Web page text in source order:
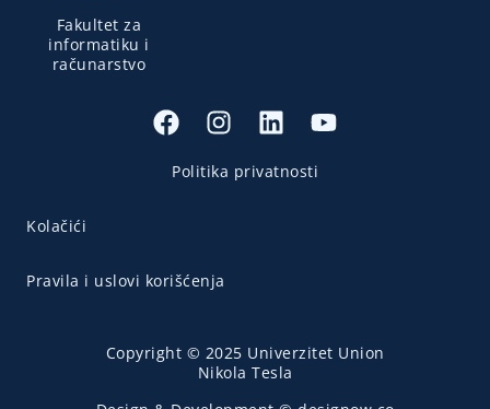
Fakultet za
informatiku i
računarstvo
Politika privatnosti
Kolačići
Pravila i uslovi korišćenja
Copyright © 2025 Univerzitet Union
Nikola Tesla